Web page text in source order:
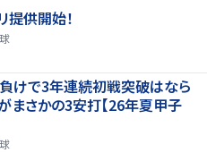
提供開始！
けで3年連続初戦突破はなら
さかの3安打【26年夏甲子